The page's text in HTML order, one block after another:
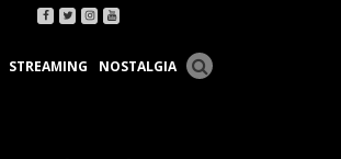
Facebook
Twitter
Instagram
Youtube
STREAMING NOSTALGIA